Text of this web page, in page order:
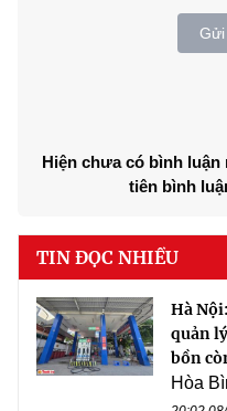
Hiện chưa có bình
tiên bình
TIN ĐỌC NHIỀU
Hà
quản
bồn
Hòa